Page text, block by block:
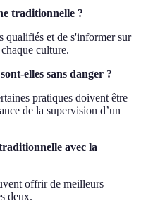
traditionnelle ?
qualifiés et de s'informer sur
culture.
elles sans danger ?
pratiques doivent être
de la supervision d’un
avec la
offrir de meilleurs
deux.